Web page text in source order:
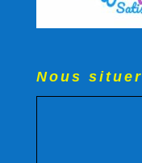
Nous situer